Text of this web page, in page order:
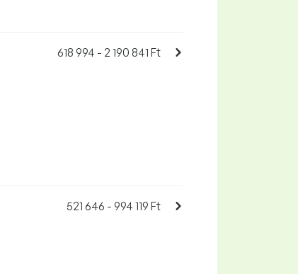
618 994 - 2 190 841 Ft
521 646 - 994 119 Ft